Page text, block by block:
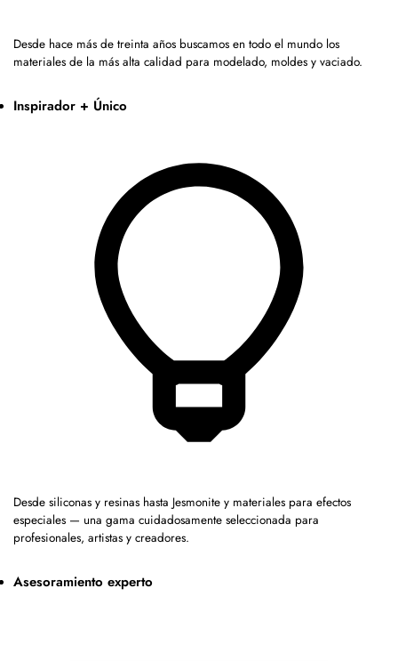
Desde hace más de treinta años buscamos en todo el mundo los
materiales de la más alta calidad para modelado, moldes y vaciado.
Inspirador + Único
Desde siliconas y resinas hasta Jesmonite y materiales para efectos
especiales — una gama cuidadosamente seleccionada para
profesionales, artistas y creadores.
Asesoramiento experto